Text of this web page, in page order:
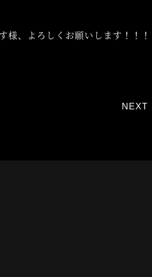
、よろしくお願いします！！！
NEXT